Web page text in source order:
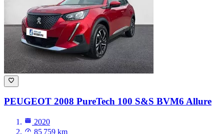
PEUGEOT 2008 PureTech 100 S&S BVM6 Allure
2020
85 759 km